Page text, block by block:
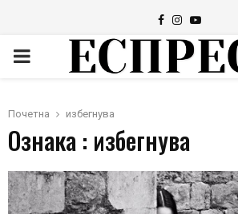
Facebook
Instagram
Youtube
PRIMARY
Почетна избегнува
Ознака : избегнува